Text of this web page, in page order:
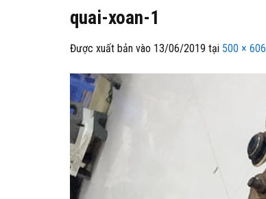
quai-xoan-1
Được xuất bản vào 13/06/2019 tại 500 × 606